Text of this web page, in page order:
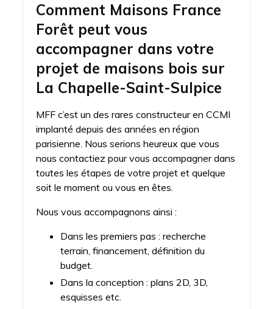
Comment Maisons France
Forêt peut vous
accompagner dans votre
projet de maisons bois sur
La Chapelle-Saint-Sulpice
MFF c’est un des rares constructeur en CCMI
implanté depuis des années en région
parisienne. Nous serions heureux que vous
nous contactiez pour vous accompagner dans
toutes les étapes de votre projet et quelque
soit le moment ou vous en êtes.
Nous vous accompagnons ainsi :
Dans les premiers pas : recherche
terrain, financement, définition du
budget.
Dans la conception : plans 2D, 3D,
esquisses etc.